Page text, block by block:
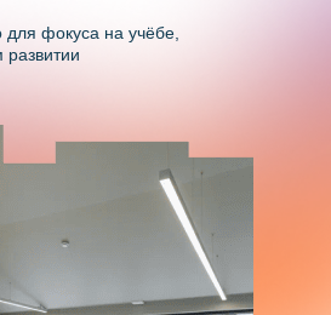
для фокуса на учёбе,